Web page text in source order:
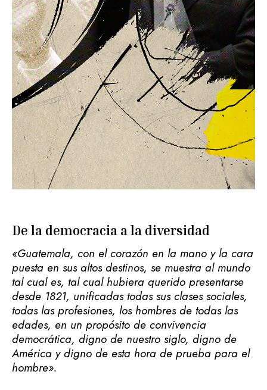
De la democracia a la diversidad
«Guatemala, con el corazón en la mano y la cara
puesta en sus altos destinos, se muestra al mundo
tal cual es, tal cual hubiera querido presentarse
desde 1821, unificadas todas sus clases sociales,
todas las profesiones, los hombres de todas las
edades, en un propósito de convivencia
democrática, digno de nuestro siglo, digno de
América y digno de esta hora de prueba para el
hombre».